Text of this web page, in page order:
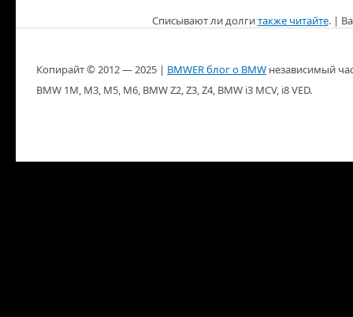
Списывают ли долгитакже читайте. |
Копирайт © 2012 — 2025 | BMWER блог о BMW независимый
BMW 1M, M3, M5, M6, BMW Z2, Z3, Z4, BMW i3 MCV, i8 VED.